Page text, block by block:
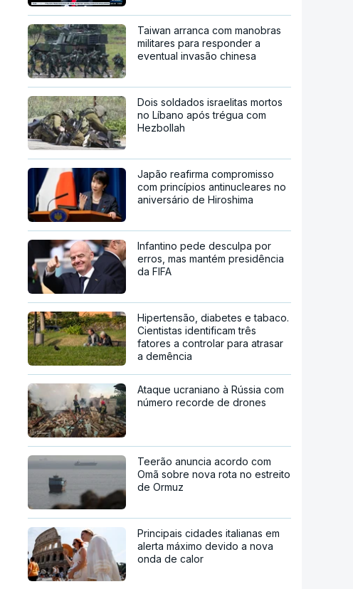
Taiwan arranca com manobras
militares para responder a
eventual invasão chinesa
Dois soldados israelitas mortos
no Líbano após trégua com
Hezbollah
Japão reafirma compromisso
com princípios antinucleares no
aniversário de Hiroshima
Infantino pede desculpa por
erros, mas mantém presidência
da FIFA
Hipertensão, diabetes e tabaco.
Cientistas identificam três
fatores a controlar para atrasar
a demência
Ataque ucraniano à Rússia com
número recorde de drones
Teerão anuncia acordo com
Omã sobre nova rota no estreito
de Ormuz
Principais cidades italianas em
alerta máximo devido a nova
onda de calor